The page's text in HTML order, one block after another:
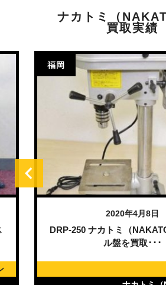
ナカトミ（
買取実績
福岡
2020年4月8日
DRP-250 ナカトミ（
ル盤を買取･･･